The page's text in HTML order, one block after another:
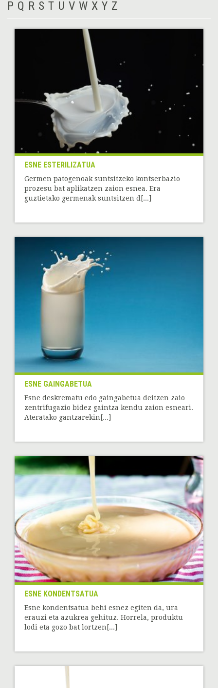
P Q R S T U V W X Y Z
ESNE ESTERILIZATUA
Germen patogenoak suntsitzeko kontserbazio
prozesu bat aplikatzen zaion esnea. Era
guztietako germenak suntsitzen d[...]
ESNE GAINGABETUA
Esne deskrematu edo gaingabetua deitzen zaio
zentrifugazio bidez gaintza kendu zaion esneari.
Ateratako gantzarekin[...]
ESNE KONDENTSATUA
Esne kondentsatua behi esnez egiten da, ura
erauzi eta azukrea gehituz. Horrela, produktu
lodi eta gozo bat lortzen[...]